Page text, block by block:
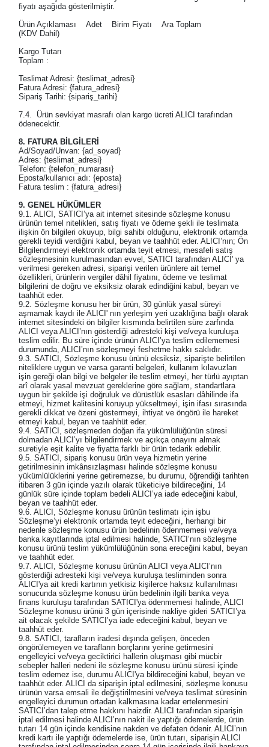
fiyatı aşağıda gösterilmiştir.
Ürün Açıklaması Adet Birim Fiyatı Ara Toplam
(KDV Dahil)
Kargo Tutarı
Toplam :
Teslimat Adresi: {teslimat_adresi}
Fatura Adresi: {fatura_adresi}
Sipariş Tarihi: {sipariş_tarihi}
7.4. Ürün sevkiyat masrafı olan kargo ücreti ALICI tarafından
ödenecektir.
8. FATURA BİLGİLERİ
Ad/Soyad/Unvan: {ad_soyad}
Adres: {teslimat_adresi}
Telefon: {telefon_numarası}
Eposta/kullanıcı adı: {eposta}
Fatura teslim : {fatura_adresi}
9. GENEL HÜKÜMLER
9.1. ALICI, SATICI’ya ait internet sitesinde sözleşme konusu
ürünün temel nitelikleri, satış fiyatı ve ödeme şekli ile teslimata
ilişkin ön bilgileri okuyup, bilgi sahibi olduğunu, elektronik ortamda
gerekli teyidi verdiğini kabul, beyan ve taahhüt eder. ALICI’nın; Ön
Bilgilendirmeyi elektronik ortamda teyit etmesi, mesafeli satış
sözleşmesinin kurulmasından evvel, SATICI tarafından ALICI' ya
verilmesi gereken adresi, siparişi verilen ürünlere ait temel
özellikleri, ürünlerin vergiler dâhil fiyatını, ödeme ve teslimat
bilgilerini de doğru ve eksiksiz olarak edindiğini kabul, beyan ve
taahhüt eder.
9.2. Sözleşme konusu her bir ürün, 30 günlük yasal süreyi
aşmamak kaydı ile ALICI' nın yerleşim yeri uzaklığına bağlı olarak
internet sitesindeki ön bilgiler kısmında belirtilen süre zarfında
ALICI veya ALICI’nın gösterdiği adresteki kişi ve/veya kuruluşa
teslim edilir. Bu süre içinde ürünün ALICI’ya teslim edilememesi
durumunda, ALICI’nın sözleşmeyi feshetme hakkı saklıdır.
9.3. SATICI, Sözleşme konusu ürünü eksiksiz, siparişte belirtilen
niteliklere uygun ve varsa garanti belgeleri, kullanım kılavuzları
işin gereği olan bilgi ve belgeler ile teslim etmeyi, her türlü ayıptan
arî olarak yasal mevzuat gereklerine göre sağlam, standartlara
uygun bir şekilde işi doğruluk ve dürüstlük esasları dâhilinde ifa
etmeyi, hizmet kalitesini koruyup yükseltmeyi, işin ifası sırasında
gerekli dikkat ve özeni göstermeyi, ihtiyat ve öngörü ile hareket
etmeyi kabul, beyan ve taahhüt eder.
9.4. SATICI, sözleşmeden doğan ifa yükümlülüğünün süresi
dolmadan ALICI’yı bilgilendirmek ve açıkça onayını almak
suretiyle eşit kalite ve fiyatta farklı bir ürün tedarik edebilir.
9.5. SATICI, sipariş konusu ürün veya hizmetin yerine
getirilmesinin imkânsızlaşması halinde sözleşme konusu
yükümlülüklerini yerine getiremezse, bu durumu, öğrendiği tarihten
itibaren 3 gün içinde yazılı olarak tüketiciye bildireceğini, 14
günlük süre içinde toplam bedeli ALICI’ya iade edeceğini kabul,
beyan ve taahhüt eder.
9.6. ALICI, Sözleşme konusu ürünün teslimatı için işbu
Sözleşme’yi elektronik ortamda teyit edeceğini, herhangi bir
nedenle sözleşme konusu ürün bedelinin ödenmemesi ve/veya
banka kayıtlarında iptal edilmesi halinde, SATICI’nın sözleşme
konusu ürünü teslim yükümlülüğünün sona ereceğini kabul, beyan
ve taahhüt eder.
9.7. ALICI, Sözleşme konusu ürünün ALICI veya ALICI’nın
gösterdiği adresteki kişi ve/veya kuruluşa tesliminden sonra
ALICI'ya ait kredi kartının yetkisiz kişilerce haksız kullanılması
sonucunda sözleşme konusu ürün bedelinin ilgili banka veya
finans kuruluşu tarafından SATICI'ya ödenmemesi halinde, ALICI
Sözleşme konusu ürünü 3 gün içerisinde nakliye gideri SATICI’ya
ait olacak şekilde SATICI’ya iade edeceğini kabul, beyan ve
taahhüt eder.
9.8. SATICI, tarafların iradesi dışında gelişen, önceden
öngörülemeyen ve tarafların borçlarını yerine getirmesini
engelleyici ve/veya geciktirici hallerin oluşması gibi mücbir
sebepler halleri nedeni ile sözleşme konusu ürünü süresi içinde
teslim edemez ise, durumu ALICI'ya bildireceğini kabul, beyan ve
taahhüt eder. ALICI da siparişin iptal edilmesini, sözleşme konusu
ürünün varsa emsali ile değiştirilmesini ve/veya teslimat süresinin
engelleyici durumun ortadan kalkmasına kadar ertelenmesini
SATICI’dan talep etme hakkını haizdir. ALICI tarafından siparişin
iptal edilmesi halinde ALICI’nın nakit ile yaptığı ödemelerde, ürün
tutarı 14 gün içinde kendisine nakden ve defaten ödenir. ALICI’nın
kredi kartı ile yaptığı ödemelerde ise, ürün tutarı, siparişin ALICI